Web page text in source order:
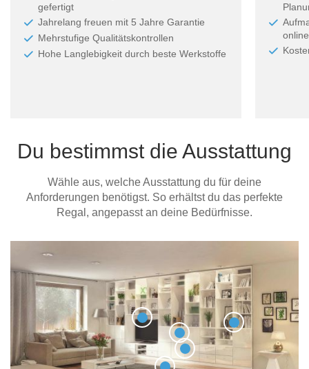
gefertigt
Jahrelang freuen mit 5 Jahre Garantie
Mehrstufige Qualitätskontrollen
Hohe Langlebigkeit durch beste Werkstoffe
Du bestimmst die Ausstattung
Wähle aus, welche Ausstattung du für deine
Anforderungen benötigst. So erhältst du das perfekte
Regal, angepasst an deine Bedürfnisse.